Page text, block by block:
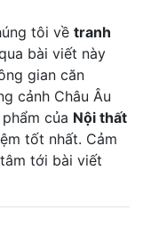
tôi về tranh
bài viết này
gian căn
cảnh Châu Âu
của Nội thất
tốt nhất. Cảm
tới bài viết